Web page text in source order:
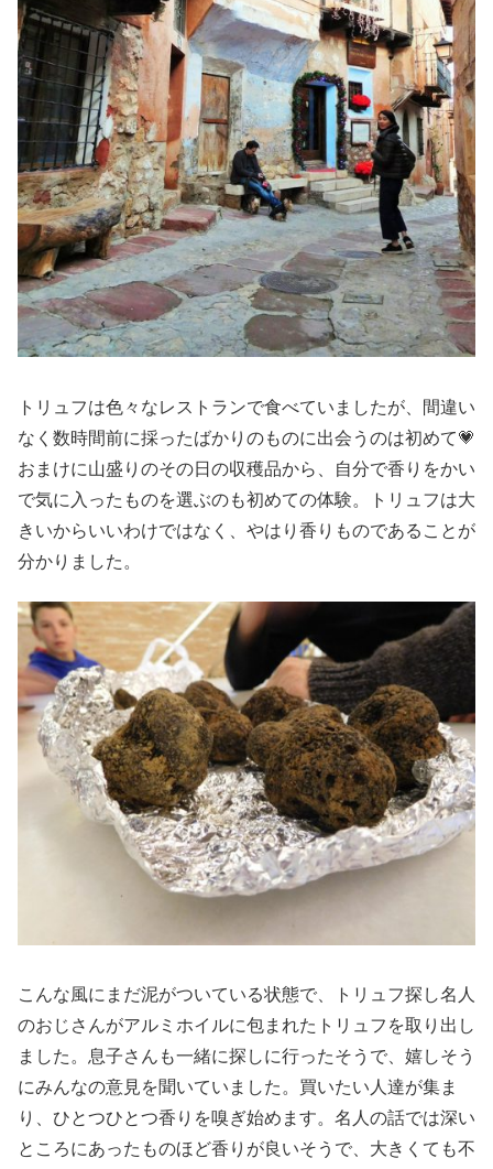
トリュフは色々なレストランで食べていましたが、間違い
なく数時間前に採ったばかりのものに出会うのは初めて💗
おまけに山盛りのその日の収穫品から、自分で香りをかい
で気に入ったものを選ぶのも初めての体験。トリュフは大
きいからいいわけではなく、やはり香りものであることが
分かりました。
こんな風にまだ泥がついている状態で、トリュフ探し名人
のおじさんがアルミホイルに包まれたトリュフを取り出し
ました。息子さんも一緒に探しに行ったそうで、嬉しそう
にみんなの意見を聞いていました。買いたい人達が集ま
り、ひとつひとつ香りを嗅ぎ始めます。名人の話では深い
ところにあったものほど香りが良いそうで、大きくても不